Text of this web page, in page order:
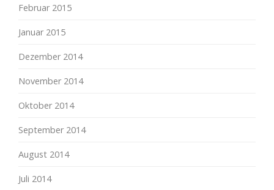
Februar 2015
Januar 2015
Dezember 2014
November 2014
Oktober 2014
September 2014
August 2014
Juli 2014